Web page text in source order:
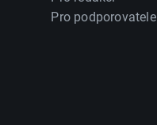
Pro podporovatele